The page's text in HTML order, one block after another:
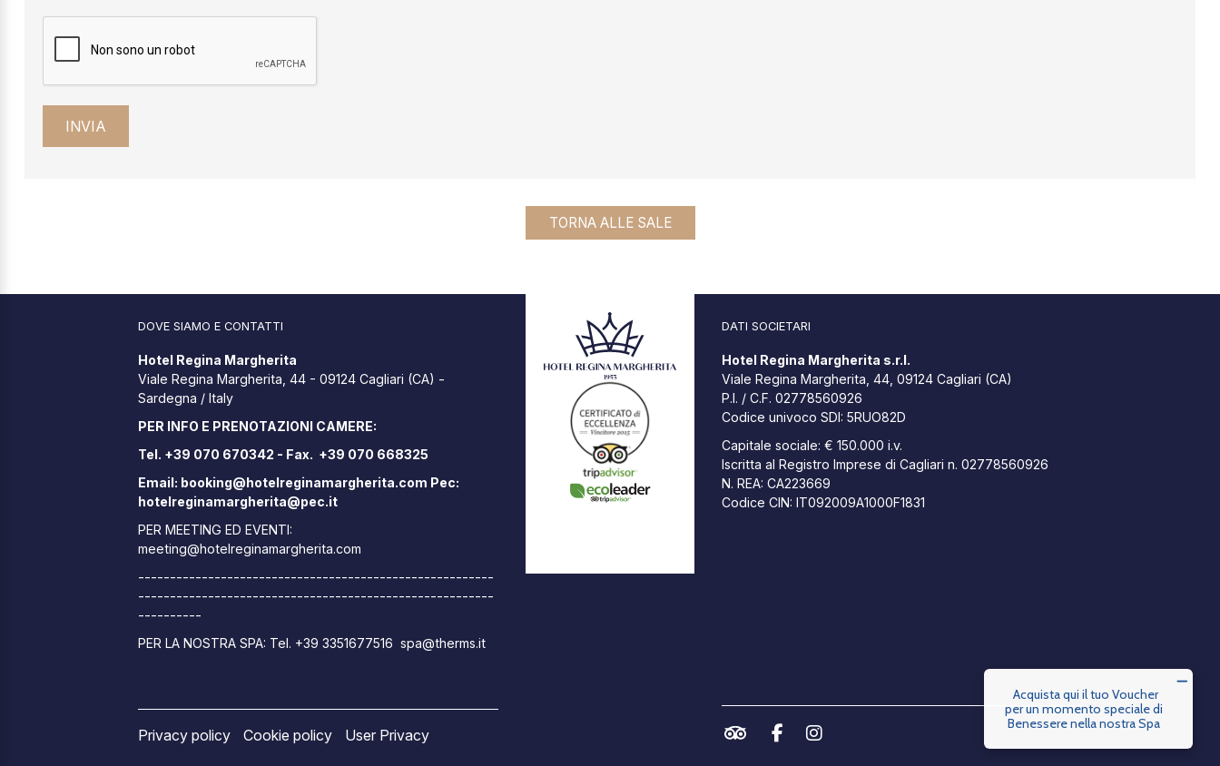
TORNA ALLE SALE
DOVE SIAMO E CONTATTI
Hotel Regina Margherita
Viale Regina Margherita, 44 - 09124 Cagliari (CA) -
Sardegna / Italy
PER INFO E PRENOTAZIONI CAMERE:
Tel. +39 070 670342 - Fax. +39 070 668325
Email: booking@hotelreginamargherita.com Pec:
hotelreginamargherita@pec.it
PER MEETING ED EVENTI:
meeting@hotelreginamargherita.com
--------------------------------------------------------
--------------------------------------------------------
----------
PER LA NOSTRA SPA: Tel. +39 3351677516 spa@therms.it
Privacy policy Cookie policy User Privacy
DATI SOCIETARI
Hotel Regina Margherita s.r.l.
Viale Regina Margherita, 44, 09124 Cagliari (CA)
P.I. / C.F. 02778560926
Codice univoco SDI: 5RUO82D
Capitale sociale: € 150.000 i.v.
Iscritta al Registro Imprese di Cagliari n. 02778560926
N. REA: CA223669
Codice CIN: IT092009A1000F1831
Acquista qui il tuo Voucher
per un momento speciale di
Benessere nella nostra Spa